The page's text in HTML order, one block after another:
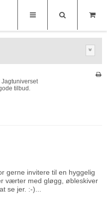
Jagtuniverset
tilbud.
gerne invitere til en hyggelig
værter med gløgg, øbleskiver
se jer. :-)...